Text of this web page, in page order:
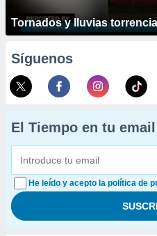
Tornados y lluvias
Síguenos
El Tiempo en tu email
He leído y acepto la política de